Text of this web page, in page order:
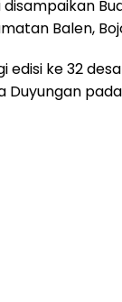
Balen,
edisi ke 32
Duyungan pada